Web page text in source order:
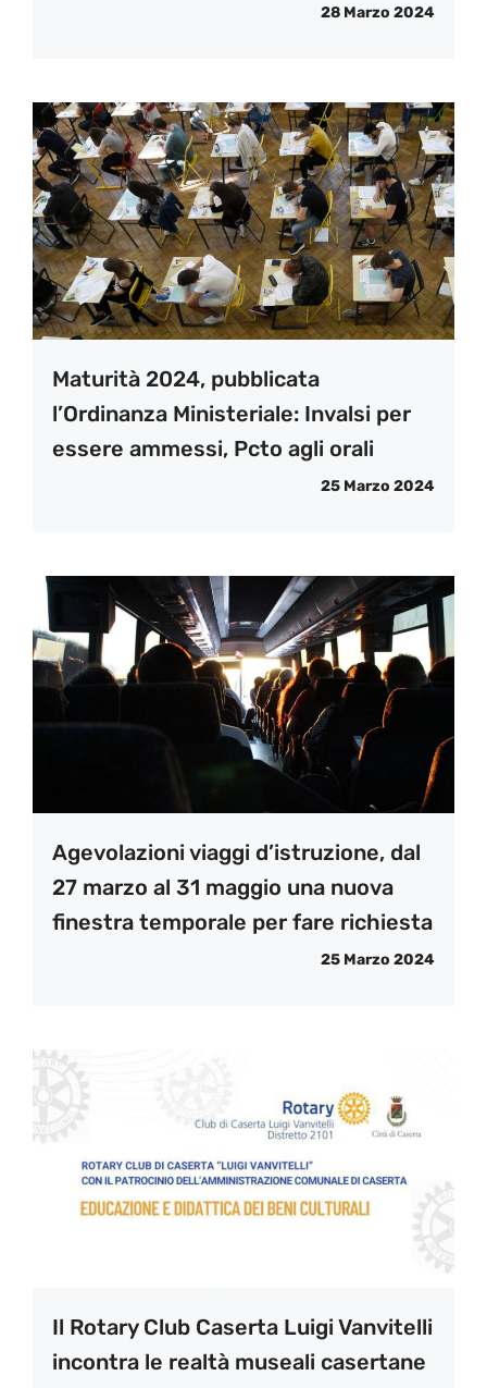
28 Marzo 2024
Maturità 2024, pubblicata
l’Ordinanza Ministeriale: Invalsi per
essere ammessi, Pcto agli orali
25 Marzo 2024
Agevolazioni viaggi d’istruzione, dal
27 marzo al 31 maggio una nuova
finestra temporale per fare richiesta
25 Marzo 2024
Il Rotary Club Caserta Luigi Vanvitelli
incontra le realtà museali casertane